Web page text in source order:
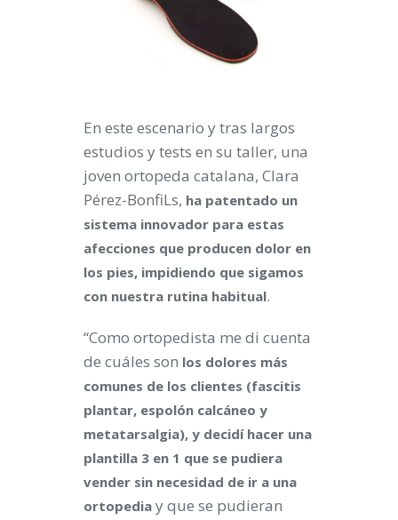
En este escenario y tras largos
estudios y tests en su taller, una
joven ortopeda catalana, Clara
Pérez-BonfiLs, ha patentado un
sistema innovador para estas
afecciones que producen dolor en
los pies, impidiendo que sigamos
con nuestra rutina habitual.
“Como ortopedista me di cuenta
de cuáles son los dolores más
comunes de los clientes (fascitis
plantar, espolón calcáneo y
metatarsalgia), y decidí hacer una
plantilla 3 en 1 que se pudiera
vender sin necesidad de ir a una
ortopedia y que se pudieran